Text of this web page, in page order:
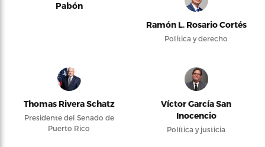
Pabón
Ramón L. Rosario Cortés
Política y derecho
Thomas Rivera Schatz
Presidente del Senado de
Puerto Rico
Víctor García San
Inocencio
Política y justicia